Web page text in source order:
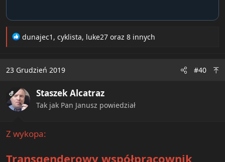
R
t
o
n
s
dunajec1 , cyklista, luke27 oraz 8 innych
23 Grudzień 2019 #40
OP Staszek Alcatraz
Tak jak Pan Janusz powiedział
Z wykopa:
Transgenderowy współpracownik